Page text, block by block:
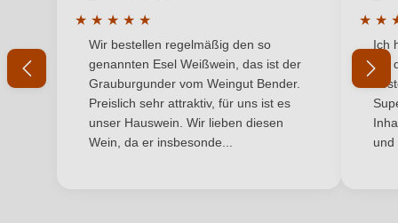
2021
Land Italien
DOCG
Cuvée (Rot)
Ihr Passwort
Ich habe mein Passwort vergessen
★ ★ ★ ★ ★
Durchschnittliche Bewertung von 5 von 5 Sternen
Wir bestellen regelmäßig den so
genannten Esel Weißwein, das ist der
Grauburgunder vom Weingut Bender.
Preislich sehr attraktiv, für uns ist es
unser Hauswein. Wir lieben diesen
Wein, da er insbesonde...
★ ★
Ich
mit
und